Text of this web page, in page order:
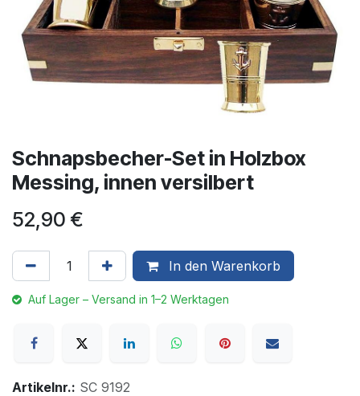
Schnapsbecher-Set in Holzbox
Messing, innen versilbert
52,90 €
In den Warenkorb
Auf Lager – Versand in 1–2 Werktagen
Artikelnr.: SC 9192